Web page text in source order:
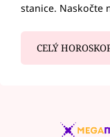
stanice. Naskočte
CELÝ